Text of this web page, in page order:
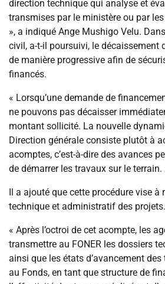
direction technique qui analyse et
transmises par le ministère ou par les
», a indiqué Ange Mushigo Velu.
civil, a-t-il poursuivi, le décaissement
de manière progressive afin de
financés.
« Lorsqu’une demande de
ne pouvons pas décaisser
montant sollicité. La nouvelle
Direction générale consiste plutôt à
acomptes, c’est-à-dire des avances
de démarrer les travaux sur le terrain.
Il a ajouté que cette procédure vise
technique et administratif des projets.
« Après l’octroi de cet acompte, les
transmettre au FONER les dossiers
ainsi que les états d’avancement
au Fonds, en tant que structure de